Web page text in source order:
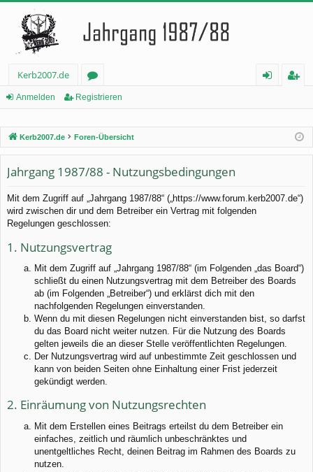
Kerb2007.de
or
rie
Anmelden Registrieren
Kerb2007.de Foren-Übersicht
Jahrgang 1987/88 - Nutzungsbedingungen
Mit dem Zugriff auf „Jahrgang 1987/88“ („https://www.forum.kerb2007.de“)
wird zwischen dir und dem Betreiber ein Vertrag mit folgenden
Regelungen geschlossen:
1. Nutzungsvertrag
Mit dem Zugriff auf „Jahrgang 1987/88“ (im Folgenden „das Board“)
schließt du einen Nutzungsvertrag mit dem Betreiber des Boards
ab (im Folgenden „Betreiber“) und erklärst dich mit den
nachfolgenden Regelungen einverstanden.
Wenn du mit diesen Regelungen nicht einverstanden bist, so darfst
du das Board nicht weiter nutzen. Für die Nutzung des Boards
gelten jeweils die an dieser Stelle veröffentlichten Regelungen.
Der Nutzungsvertrag wird auf unbestimmte Zeit geschlossen und
kann von beiden Seiten ohne Einhaltung einer Frist jederzeit
gekündigt werden.
2. Einräumung von Nutzungsrechten
Mit dem Erstellen eines Beitrags erteilst du dem Betreiber ein
einfaches, zeitlich und räumlich unbeschränktes und
unentgeltliches Recht, deinen Beitrag im Rahmen des Boards zu
nutzen.